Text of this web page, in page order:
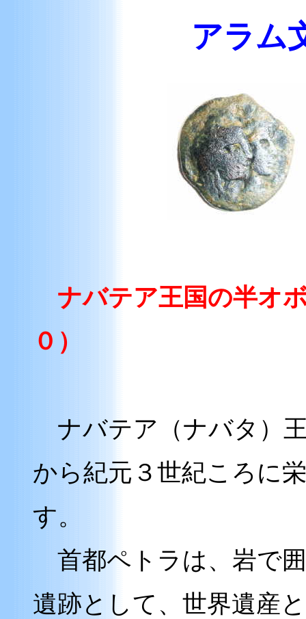
アラム
ナバテア王国の半オ
０）
ナバテア（ナバタ）
から紀元３世紀ころに
す。
首都ペトラは、岩で
遺跡として、世界遺産